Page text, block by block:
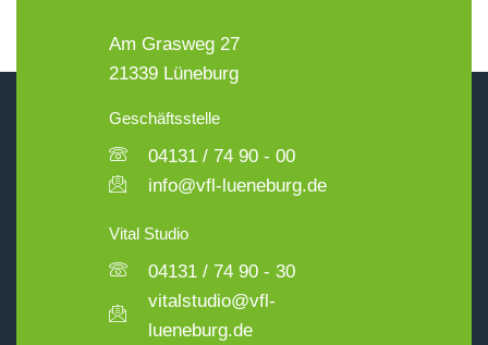
Am Grasweg 27
21339 Lüneburg
Geschäftsstelle
04131 / 74 90 - 00
info@vfl-lueneburg.de
Vital Studio
04131 / 74 90 - 30
vitalstudio@vfl-
lueneburg.de